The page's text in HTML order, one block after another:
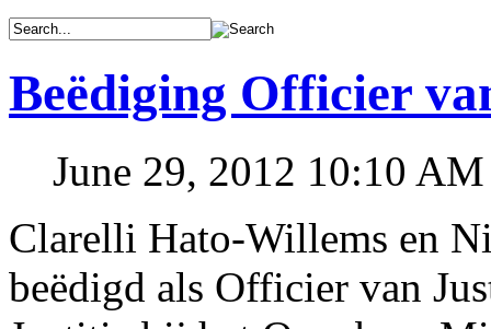
Beëdiging Officier
June 29, 2012 10:10 AM
Clarelli Hato-Willems en
beëdigd als Officier van